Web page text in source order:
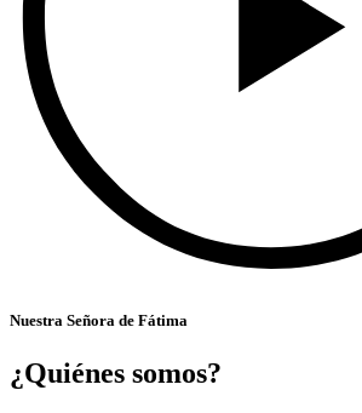
Nuestra Señora de Fátima
¿Quiénes somos?